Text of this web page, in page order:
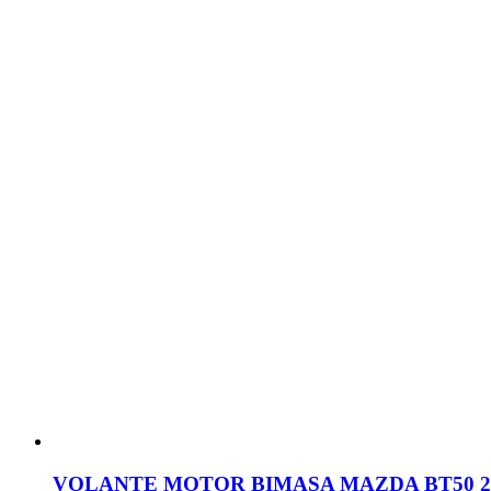
VOLANTE MOTOR BIMASA MAZDA BT50